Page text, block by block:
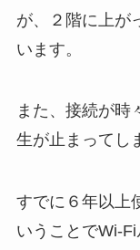
が、２階に上が
います。
また、接続が時
生が止まってし
すでに６年以上
いうことでWi-